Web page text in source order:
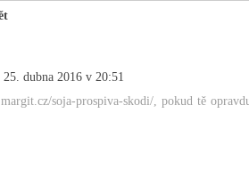
25. dubna 2016 v 20:51
soja-prospiva-skodi/, pokud tě